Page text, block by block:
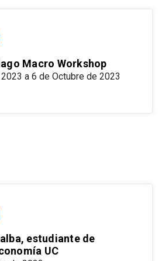
Macro Workshop
a 6 de Octubre de 2023
estudiante de
UC